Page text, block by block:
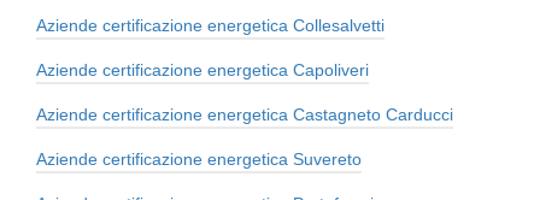
Aziende certificazione energetica Collesalvetti
Aziende certificazione energetica Capoliveri
Aziende certificazione energetica Castagneto Carducci
Aziende certificazione energetica Suvereto